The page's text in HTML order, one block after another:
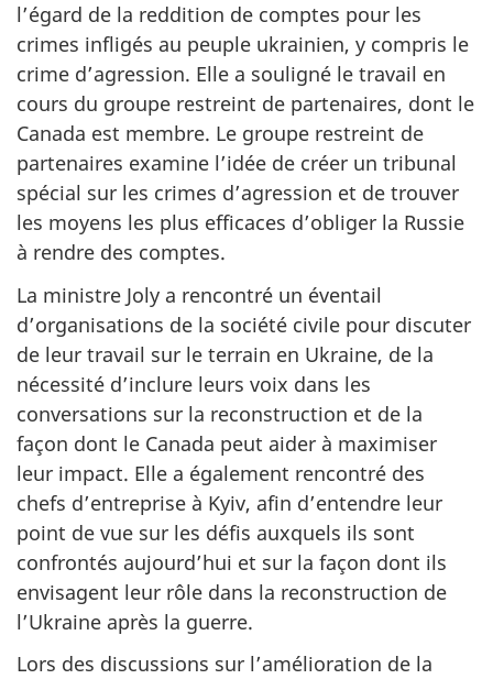
l’égard de la reddition de comptes pour les
crimes infligés au peuple ukrainien, y compris le
crime d’agression. Elle a souligné le travail en
cours du groupe restreint de partenaires, dont le
Canada est membre. Le groupe restreint de
partenaires examine l’idée de créer un tribunal
spécial sur les crimes d’agression et de trouver
les moyens les plus efficaces d’obliger la Russie
à rendre des comptes.
La ministre Joly a rencontré un éventail
d’organisations de la société civile pour discuter
de leur travail sur le terrain en Ukraine, de la
nécessité d’inclure leurs voix dans les
conversations sur la reconstruction et de la
façon dont le Canada peut aider à maximiser
leur impact. Elle a également rencontré des
chefs d’entreprise à Kyiv, afin d’entendre leur
point de vue sur les défis auxquels ils sont
confrontés aujourd’hui et sur la façon dont ils
envisagent leur rôle dans la reconstruction de
l’Ukraine après la guerre.
Lors des discussions sur l’amélioration de la